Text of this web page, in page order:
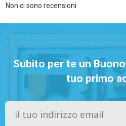
Non ci sono recensioni
Subito per te un
tuo primo